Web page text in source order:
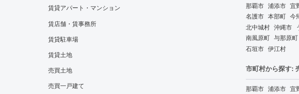
賃貸アパート・マンション
賃店舗・賃事務所
賃貸駐車場
賃貸土地
売買土地
売買一戸建て
那覇市 浦添市 宜
名護市 本部町 今
北中城村 沖縄市
南風原町 与那原町
石垣市 伊江村
市町村から探す:
那覇市 浦添市 宜